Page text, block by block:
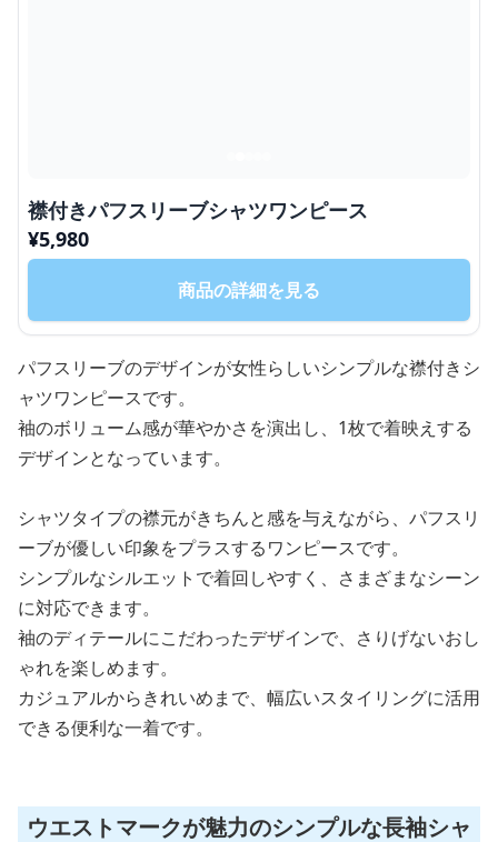
襟付きパフスリーブシャツワンピース
¥5,980
商品の詳細を見る
パフスリーブのデザインが女性らしいシンプルな襟付きシ
ャツワンピースです。
袖のボリューム感が華やかさを演出し、1枚で着映えする
デザインとなっています。
シャツタイプの襟元がきちんと感を与えながら、パフスリ
ーブが優しい印象をプラスするワンピースです。
シンプルなシルエットで着回しやすく、さまざまなシーン
に対応できます。
袖のディテールにこだわったデザインで、さりげないおし
ゃれを楽しめます。
カジュアルからきれいめまで、幅広いスタイリングに活用
できる便利な一着です。
ウエストマークが魅力のシンプルな長袖シャ